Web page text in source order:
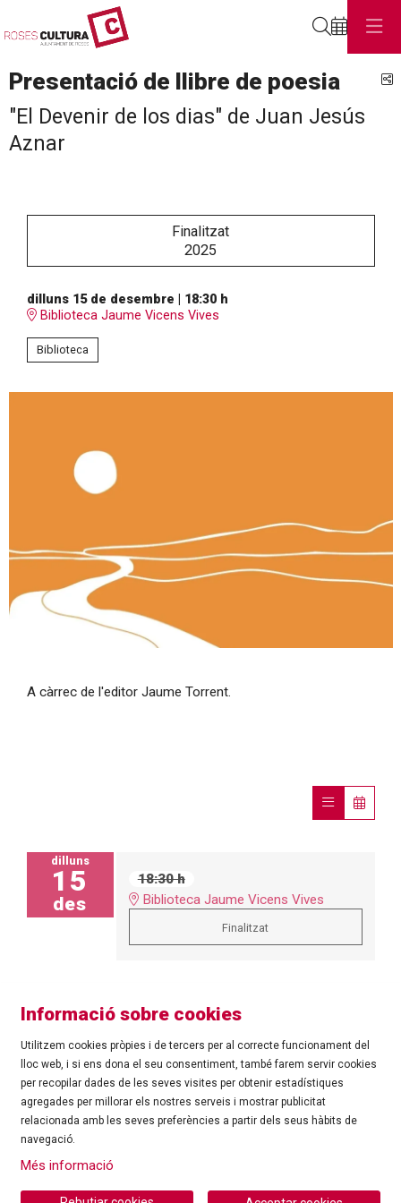
Presentació de llibre de poesia
"El Devenir de los dias" de Juan Jesús
Aznar
Finalitzat
2025
dilluns 15 de desembre
18:30 h
Biblioteca Jaume Vicens Vives
Biblioteca
A càrrec de l'editor Jaume Torrent.
dilluns
15
des
18:30 h
Biblioteca Jaume Vicens Vives
Finalitzat
©Ajuntament de Roses| C/ Tarragona, 81 | 17480 ROSES
Tel.: 972 25 24 00 |cultura@roses.cat
Sitemap | Ús de Cookies
Informació sobre cookies
Utilitzem cookies pròpies i de tercers per al correcte funcionament del
lloc web, i si ens dona el seu consentiment, també farem servir cookies
per recopilar dades de les seves visites per obtenir estadístiques
agregades per millorar els nostres serveis i mostrar publicitat
relacionada amb les seves preferències a partir dels seus hàbits de
navegació.
Més informació